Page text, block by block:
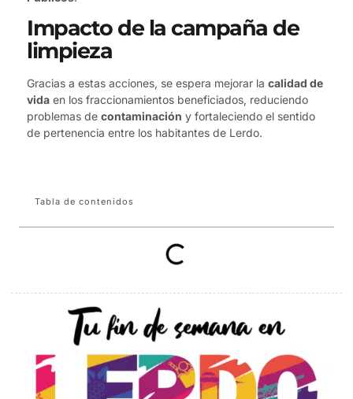
Impacto de la campaña de
limpieza
Gracias a estas acciones, se espera mejorar la calidad de
vida en los fraccionamientos beneficiados, reduciendo
problemas de contaminación y fortaleciendo el sentido
de pertenencia entre los habitantes de Lerdo.
Tabla de contenidos